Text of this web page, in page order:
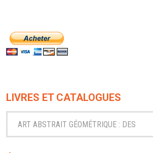
LIVRES ET CATALOGUES
ART ABSTRAIT GÉOMÉTRIQUE : DES